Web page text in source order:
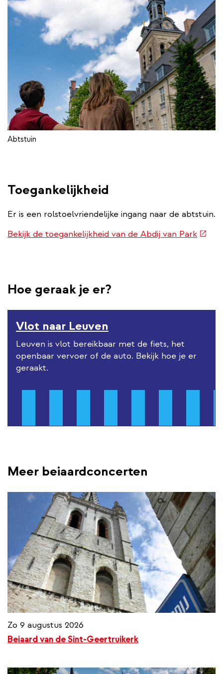
Abtstuin
Toegankelijkheid
Er is een rolstoelvriendelijke ingang naar de abtstuin.
Bekijk de toegankelijkheid van de Abdij van Park
Hoe geraak je er?
Vlot naar Leuven
Leuven is vlot bereikbaar met de fiets, het
openbaar vervoer of de auto. Bekijk hoe je er
geraakt.
Meer beiaardconcerten
Zo 9 augustus 2026
Beiaard van de Sint-Geertruikerk